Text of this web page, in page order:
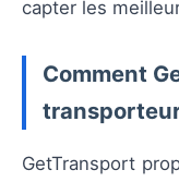
capter les
Comment
GetTransport